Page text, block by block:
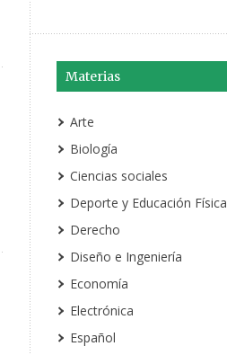
Materias
Arte
Biología
Ciencias sociales
Deporte y Educación Física
Derecho
Diseño e Ingeniería
Economía
Electrónica
Español